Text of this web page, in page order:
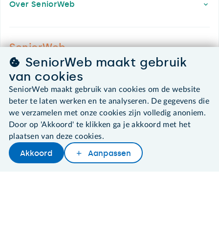
Later lezenDelenWoordenboek
Over SeniorWeb
SeniorWeb.
De computerhulp voor u.
030 - 276 99 65
leden@seniorweb.nl
©2026 SeniorWeb
Algemene voorwaarden
SeniorWeb maakt gebruik
van cookies
SeniorWeb maakt gebruik van cookies om de website
beter te laten werken en te analyseren. De gegevens die
we verzamelen met onze cookies zijn volledig anoniem.
Door op 'Akkoord' te klikken ga je akkoord met het
plaatsen van deze cookies.
Akkoord Aanpassen